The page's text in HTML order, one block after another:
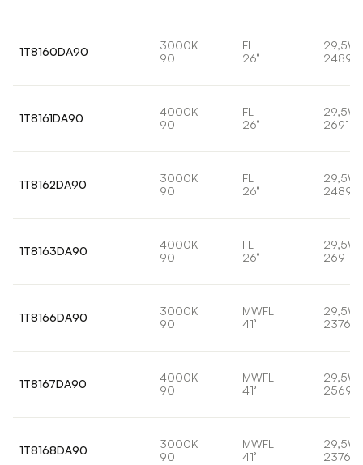
1T8160DA90
3000K
90
FL
26°
29,5W
2489lm
1T8161DA90
4000K
90
FL
26°
29,5W
2691lm
1T8162DA90
3000K
90
FL
26°
29,5W
2489lm
1T8163DA90
4000K
90
FL
26°
29,5W
2691lm
1T8166DA90
3000K
90
MWFL
41°
29,5W
2376lm
1T8167DA90
4000K
90
MWFL
41°
29,5W
2569lm
1T8168DA90
3000K
90
MWFL
41°
29,5W
2376lm